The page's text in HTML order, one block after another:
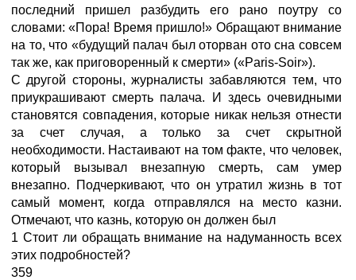
последний пришел разбудить его рано поутру со
словами: «Пора! Время пришло!» Обращают внимание
на то, что «будущий палач был оторван ото сна совсем
так же, как приговоренный к смерти» («Paris-Soir»).
С другой стороны, журналисты забавляются тем, что
приукрашивают смерть палача. И здесь очевидными
становятся совпадения, которые никак нельзя отнести
за счет случая, а только за счет скрытной
необходимости. Настаивают на том факте, что человек,
который вызывал внезапную смерть, сам умер
внезапно. Подчеркивают, что он утратил жизнь в тот
самый момент, когда отправлялся на место казни.
Отмечают, что казнь, которую он должен был
1 Стоит ли обращать внимание на надуманность всех
этих подробностей?
359